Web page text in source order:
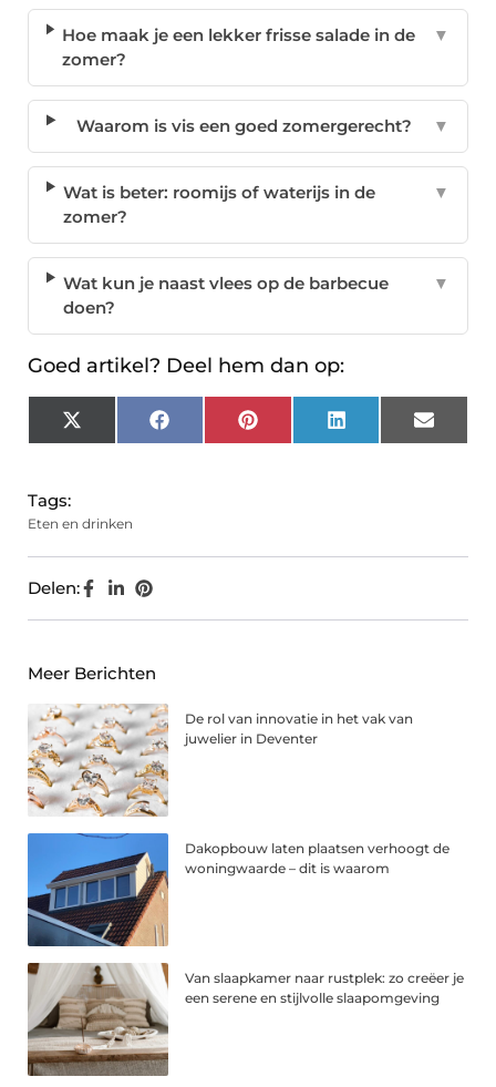
Hoe maak je een lekker frisse salade in de
zomer?
▼
Waarom is vis een goed zomergerecht? ▼
Wat is beter: roomijs of waterijs in de
zomer?
▼
Wat kun je naast vlees op de barbecue
doen?
▼
Goed artikel? Deel hem dan op:
X
(Twitter)
FacebookPinterest LinkedIn Email
Tags:
Eten en drinken
Delen:
Meer Berichten
De rol van innovatie in het vak van
juwelier in Deventer
Dakopbouw laten plaatsen verhoogt de
woningwaarde – dit is waarom
Van slaapkamer naar rustplek: zo creëer je
een serene en stijlvolle slaapomgeving